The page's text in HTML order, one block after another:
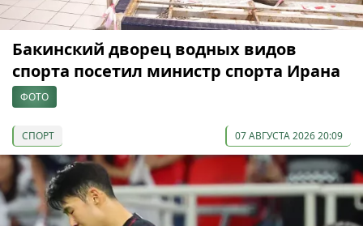
Бакинский дворец водных видов
спорта посетил министр спорта Ирана
ФОТО
СПОРТ 07 АВГУСТА 2026 20:09